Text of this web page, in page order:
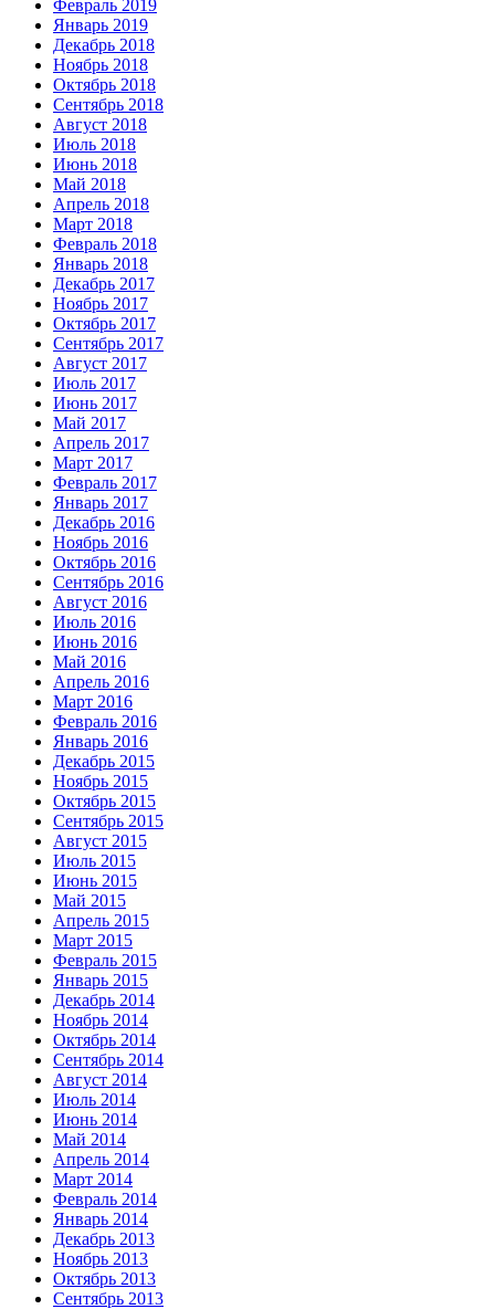
Февраль 2019
Январь 2019
Декабрь 2018
Ноябрь 2018
Октябрь 2018
Сентябрь 2018
Август 2018
Июль 2018
Июнь 2018
Май 2018
Апрель 2018
Март 2018
Февраль 2018
Январь 2018
Декабрь 2017
Ноябрь 2017
Октябрь 2017
Сентябрь 2017
Август 2017
Июль 2017
Июнь 2017
Май 2017
Апрель 2017
Март 2017
Февраль 2017
Январь 2017
Декабрь 2016
Ноябрь 2016
Октябрь 2016
Сентябрь 2016
Август 2016
Июль 2016
Июнь 2016
Май 2016
Апрель 2016
Март 2016
Февраль 2016
Январь 2016
Декабрь 2015
Ноябрь 2015
Октябрь 2015
Сентябрь 2015
Август 2015
Июль 2015
Июнь 2015
Май 2015
Апрель 2015
Март 2015
Февраль 2015
Январь 2015
Декабрь 2014
Ноябрь 2014
Октябрь 2014
Сентябрь 2014
Август 2014
Июль 2014
Июнь 2014
Май 2014
Апрель 2014
Март 2014
Февраль 2014
Январь 2014
Декабрь 2013
Ноябрь 2013
Октябрь 2013
Сентябрь 2013